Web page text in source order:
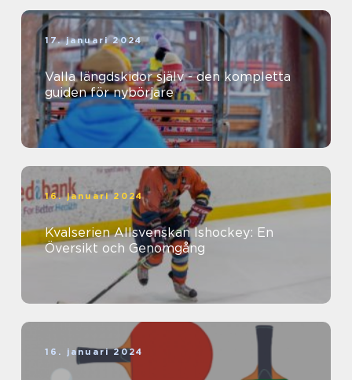
17. januari 2024
Valla längdskidor själv - den kompletta
guiden för nybörjare
16. januari 2024
Kvalserien Allsvenskan Ishockey: En
Översikt och Genomgång
16. januari 2024